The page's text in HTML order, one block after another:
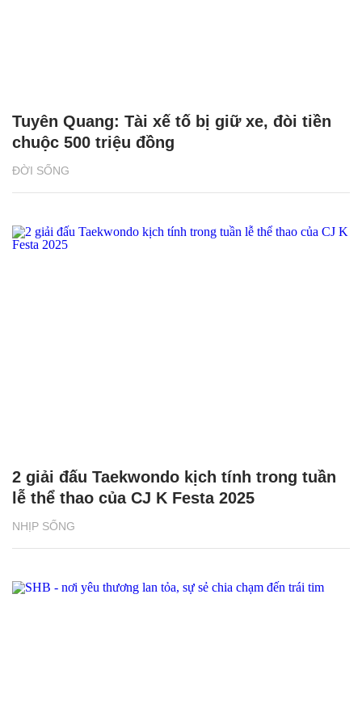
ĐỜI SỐNG
Tuyên Quang: Tài xế tố bị giữ xe, đòi tiền
chuộc 500 triệu đồng
NHỊP SỐNG
2 giải đấu Taekwondo kịch tính trong tuần
lễ thể thao của CJ K Festa 2025